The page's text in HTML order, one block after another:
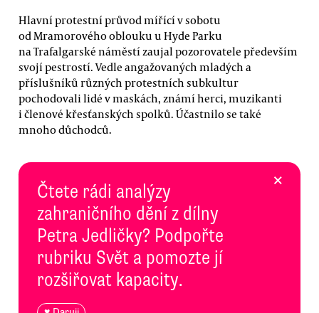
Hlavní protestní průvod mířící v sobotu
od Mramorového oblouku u Hyde Parku
na Trafalgarské náměstí zaujal pozorovatele především
svojí pestrostí. Vedle angažovaných mladých a
příslušníků různých protestních subkultur
pochodovali lidé v maskách, známí herci, muzikanti
i členové křesťanských spolků. Účastnilo se také
mnoho důchodců.
Čtete rádi analýzy
zahraničního dění z dílny
Petra Jedličky? Podpořte
rubriku Svět a pomozte jí
rozšiřovat kapacity.
×